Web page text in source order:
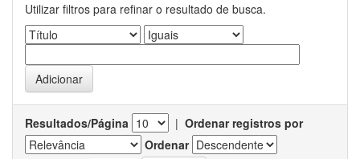
Utilizar filtros para refinar o resultado de busca.
Resultados/Página | Ordenar registros por
Ordenar